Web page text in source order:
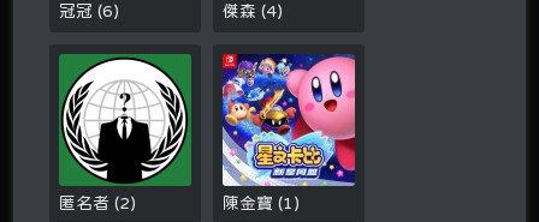
冠冠(6) 傑森(4)
匿名者(2) 陳金寶(1 )